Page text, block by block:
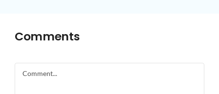
Comments
Comment